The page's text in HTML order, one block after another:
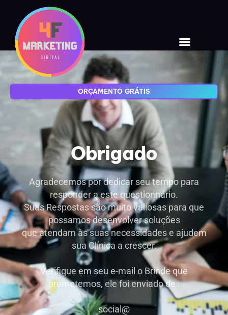
ORÇAMENTO GRÁTIS
Obrigado
Agradecemos por dedicar seu tempo para
responder a este questionnário.
Suas Respostas são muito valiosas para que
possamos desenvolver soluções
que atendam às suas necessidades e ajudem
sua Clínica a crescer.
Verifique em seu e-mail o Brinde que
prometemos, ele foi enviado de :
social@